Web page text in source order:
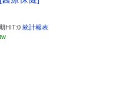
HIT:0 統計報表